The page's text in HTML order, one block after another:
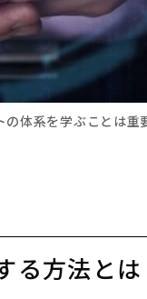
体系を学ぶことは重
る方法とは